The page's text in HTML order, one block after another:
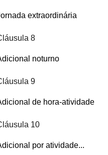
extraordinária
8
noturno
9
de hora-atividade
10
por atividade...